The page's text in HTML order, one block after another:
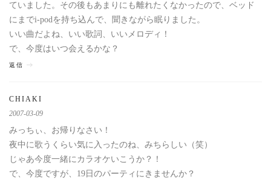
ていました。その後もあまりにも離れたくなかったので、ベッド
にまでi-podを持ち込んで、聞きながら眠りました。
いい曲だよね、いい歌詞、いいメロディ！
で、今度はいつ会えるかな？
返信
CHIAKI
2007-03-09
みっちぃ、お帰りなさい！
夜中に歌うくらい気に入ったのね、みちらしい（笑）
じゃあ今度一緒にカラオケいこうか？！
で、今度ですが、19日のパーティにきませんか？